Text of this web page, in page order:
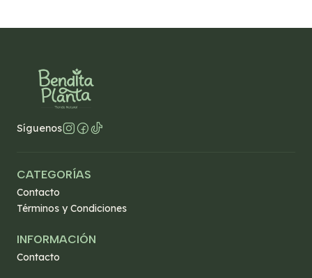
Síguenos
CATEGORÍAS
Contacto
Términos y Condiciones
INFORMACIÓN
Contacto